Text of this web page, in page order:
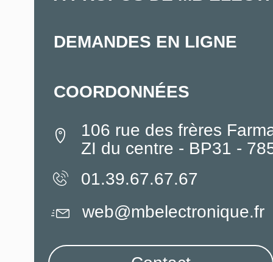
DEMANDES EN LIGNE
COORDONNÉES
106 rue des frères
ZI du centre - BP31 -
01.39.67.67.67
web@mbelectronique.fr